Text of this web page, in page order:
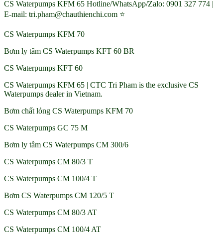
CS Waterpumps KFM 65 Hotline/WhatsApp/Zalo: 0901 327 774 |
E-mail: tri.pham@chauthienchi.com ⭐
CS Waterpumps KFM 70
Bơm ly tâm CS Waterpumps KFT 60 BR
CS Waterpumps KFT 60
CS Waterpumps KFM 65 | CTC Tri Pham is the exclusive CS
Waterpumps dealer in Vietnam.
Bơm chất lỏng CS Waterpumps KFM 70
CS Waterpumps GC 75 M
Bơm ly tâm CS Waterpumps CM 300/6
CS Waterpumps CM 80/3 T
CS Waterpumps CM 100/4 T
Bơm CS Waterpumps CM 120/5 T
CS Waterpumps CM 80/3 AT
CS Waterpumps CM 100/4 AT